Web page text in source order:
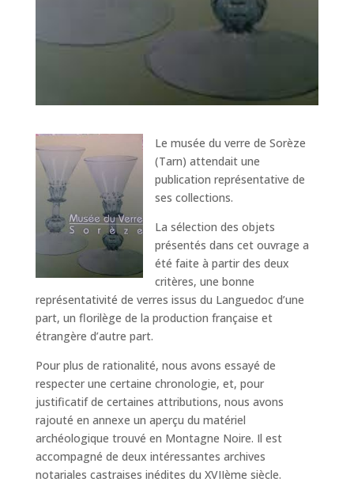
Le musée du verre de Sorèze
(Tarn) attendait une
publication représentative de
ses collections.
La sélection des objets
présentés dans cet ouvrage a
été faite à partir des deux
critères, une bonne
représentativité de verres issus du Languedoc d’une
part, un florilège de la production française et
étrangère d’autre part.
Pour plus de rationalité, nous avons essayé de
respecter une certaine chronologie, et, pour
justificatif de certaines attributions, nous avons
rajouté en annexe un aperçu du matériel
archéologique trouvé en Montagne Noire. Il est
accompagné de deux intéressantes archives
notariales castraises inédites du XVIIème siècle.